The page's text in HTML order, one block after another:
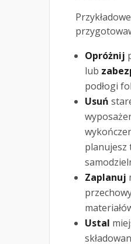
Opróżnij
lub
podłogi
Usuń
planujesz
Zaplanuj
Ustal